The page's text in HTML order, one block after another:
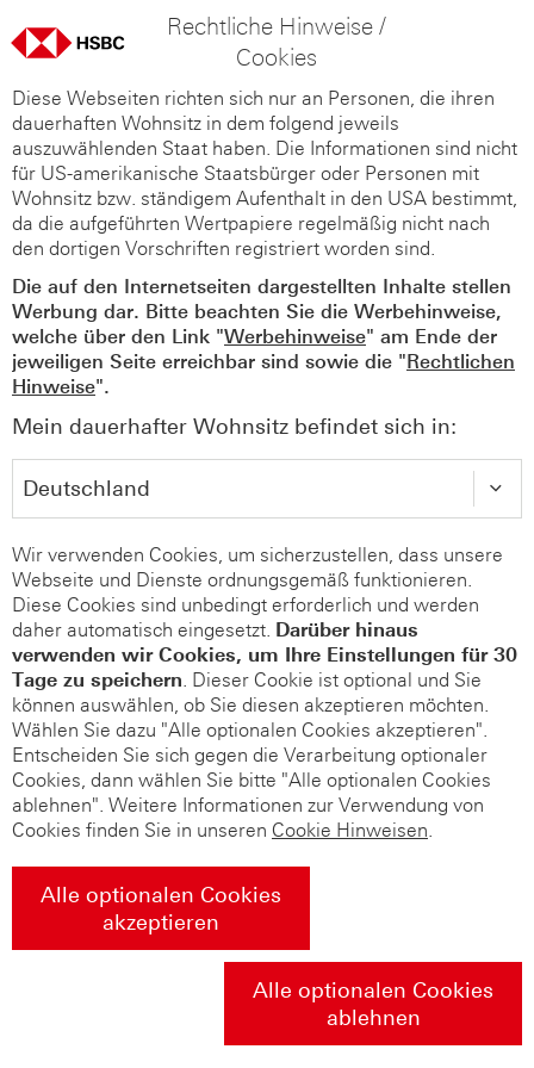
Rechtliche Hinweise /
Cookies
Diese Webseiten richten sich nur an Personen, die ihren
dauerhaften Wohnsitz in dem folgend jeweils
auszuwählenden Staat haben. Die Informationen sind nicht
für US-amerikanische Staatsbürger oder Personen mit
Wohnsitz bzw. ständigem Aufenthalt in den USA bestimmt,
da die aufgeführten Wertpapiere regelmäßig nicht nach
den dortigen Vorschriften registriert worden sind.
Die auf den Internetseiten dargestellten Inhalte stellen
Werbung dar. Bitte beachten Sie die Werbehinweise,
welche über den Link "Werbehinweise" am Ende der
jeweiligen Seite erreichbar sind sowie die "Rechtlichen
Hinweise".
Mein dauerhafter Wohnsitz befindet sich in:
Wir verwenden Cookies, um sicherzustellen, dass unsere
Webseite und Dienste ordnungsgemäß funktionieren.
Diese Cookies sind unbedingt erforderlich und werden
daher automatisch eingesetzt. Darüber hinaus
verwenden wir Cookies, um Ihre Einstellungen für 30
Tage zu speichern. Dieser Cookie ist optional und Sie
können auswählen, ob Sie diesen akzeptieren möchten.
Wählen Sie dazu "Alle optionalen Cookies akzeptieren".
Entscheiden Sie sich gegen die Verarbeitung optionaler
Cookies, dann wählen Sie bitte "Alle optionalen Cookies
ablehnen". Weitere Informationen zur Verwendung von
Cookies finden Sie in unseren Cookie Hinweisen.
Alle optionalen Cookies
akzeptieren
Alle optionalen Cookies
ablehnen